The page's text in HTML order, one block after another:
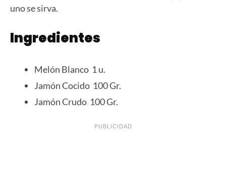
uno se sirva.
Ingredientes
Melón Blanco 1 u.
Jamón Cocido 100 Gr.
Jamón Crudo 100 Gr.
PUBLICIDAD